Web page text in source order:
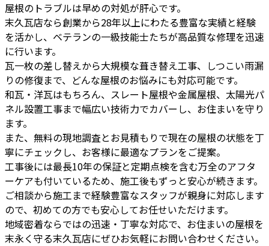
屋根のトラブルは早めの対処が肝心です。
末久瓦店なら創業から28年以上にわたる豊富な実績と経験
を活かし、ベテランの一級技能士たちが高品質な修理を迅速
に行います。
瓦一枚の差し替えから大規模な葺き替え工事、しつこい雨漏
りの修復まで、どんな屋根のお悩みにも対応可能です。
和瓦・洋瓦はもちろん、スレート屋根や金属屋根、太陽光パ
ネル設置工事まで幅広い技術力でカバーし、お住まいを守り
ます。
また、無料の現地調査とお見積もりで現在の屋根の状態を丁
寧にチェックし、お客様に最適なプランをご提案。
工事後には最長10年の保証と定期点検を含む万全のアフタ
ーケアも付いているため、施工後もずっと安心が続きます。
ご相談から施工まで経験豊富なスタッフが親身に対応します
ので、初めての方でも安心してお任せいただけます。
地域密着ならではの迅速・丁寧な対応で、お住まいの屋根を
末永く守る末久瓦店にぜひお気軽にお問い合わせください。